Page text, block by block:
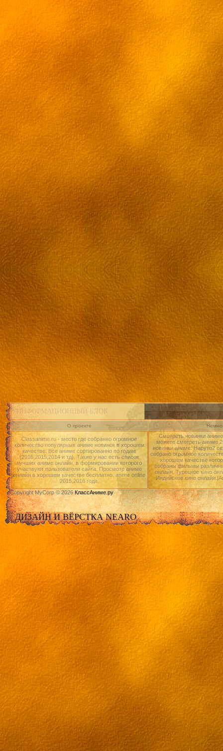
ИНФОРМАЦИОННЫЙ БЛОК
О проекте
Classanime.ru - место где собранно огромное
количество популярных аниме новинок в хорошем
качестве. Все аниме сортированно по годам
(2016,2015,2014 и тд). Также у нас есть список
лучших аниме онлайн, в формировании которого
участвуют пользователи сайта. Просмотр аниме
онлайн в хорошем качестве бесплатно. anime online
2015,2016 года.
Смотреть новинки
можете смотреть аниме
новинки аниме: Наруто2
собрано огромное
хорошем качестве
собраны фильмы
онлайн, Турецкое кино
Индийское кино
Copyright MyCorp © 2026КлассАниме.ру
ДИЗАЙН И ВЁРСТКА NEARO